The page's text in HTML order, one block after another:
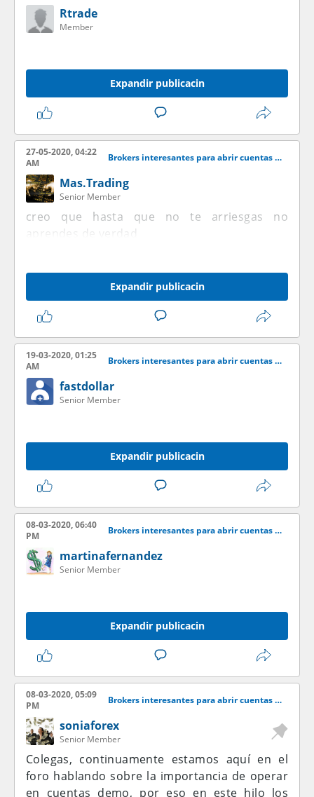
Rtrade
Member
Expandir publicacin
27-05-2020, 04:22
AM
Brokers interesantes para abrir cuentas demo
Mas.Trading
Senior Member
creo que hasta que no te arriesgas no
aprendes de verdad
Expandir publicacin
19-03-2020, 01:25
AM
Brokers interesantes para abrir cuentas demo
fastdollar
Senior Member
Expandir publicacin
08-03-2020, 06:40
PM
Brokers interesantes para abrir cuentas demo
martinafernandez
Senior Member
Expandir publicacin
08-03-2020, 05:09
PM
Brokers interesantes para abrir cuentas demo
soniaforex
Senior Member
Colegas, continuamente estamos aquí en el
foro hablando sobre la importancia de operar
en cuentas demo, por eso en este hilo los